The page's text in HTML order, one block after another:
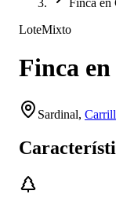
Finca en
LoteMixto
Finca
Sardinal,